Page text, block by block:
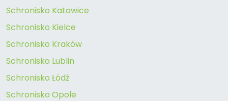
Schronisko Katowice
Schronisko Kielce
Schronisko Kraków
Schronisko Lublin
Schronisko Łódź
Schronisko Opole